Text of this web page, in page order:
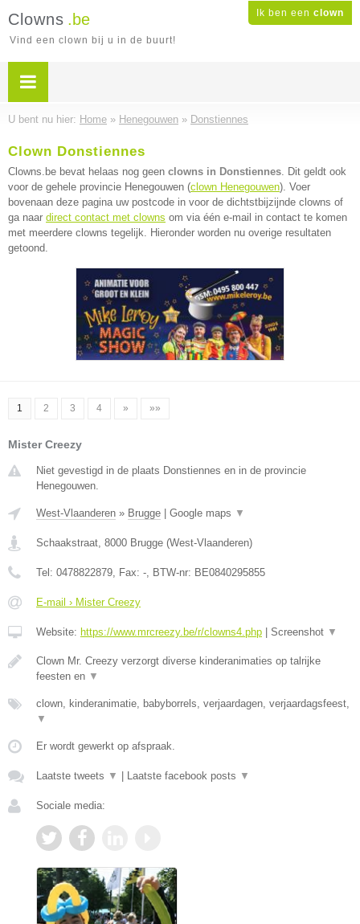
Ik ben een clown
Clowns .be
Vind een clown bij u in de buurt!
U bent nu hier: Home » Henegouwen » Donstiennes
Clown Donstiennes
Clowns.be bevat helaas nog geen clowns in Donstiennes. Dit geldt ook
voor de gehele provincie Henegouwen (clown Henegouwen). Voer
bovenaan deze pagina uw postcode in voor de dichtstbijzijnde clowns of
ga naar direct contact met clowns om via één e-mail in contact te komen
met meerdere clowns tegelijk. Hieronder worden nu overige resultaten
getoond.
1 2 3 4 » »»
Mister Creezy
Niet gevestigd in de plaats Donstiennes en in de provincie
Henegouwen.
West-Vlaanderen » Brugge Google maps ▼
Schaakstraat, 8000 Brugge (West-Vlaanderen)
Tel: 0478822879, Fax: -, BTW-nr: BE0840295855
E-mail › Mister Creezy
Website: https://www.mrcreezy.be/r/clowns4.php Screenshot ▼
Clown Mr. Creezy verzorgt diverse kinderanimaties op talrijke
feesten en ▼
clown, kinderanimatie, babyborrels, verjaardagen, verjaardagsfeest,
▼
Er wordt gewerkt op afspraak.
Laatste tweets ▼ Laatste facebook posts ▼
Sociale media: